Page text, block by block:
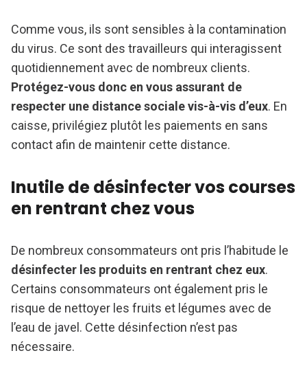
Comme vous, ils sont sensibles à la contamination
du virus. Ce sont des travailleurs qui interagissent
quotidiennement avec de nombreux clients.
Protégez-vous donc en vous assurant de
respecter une distance sociale vis-à-vis d’eux. En
caisse, privilégiez plutôt les paiements en sans
contact afin de maintenir cette distance.
Inutile de désinfecter vos courses
en rentrant chez vous
De nombreux consommateurs ont pris l’habitude le
désinfecter les produits en rentrant chez eux.
Certains consommateurs ont également pris le
risque de nettoyer les fruits et légumes avec de
l’eau de javel. Cette désinfection n’est pas
nécessaire.